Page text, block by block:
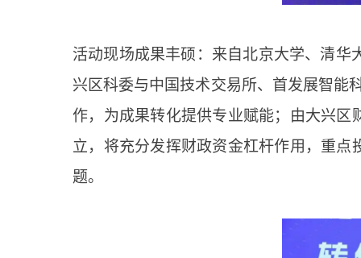
活动现场成果丰硕：来自北京大学、清华
兴区科委与中国技术交易所、首发展智能
作，为成果转化提供专业赋能；由大兴
立，将充分发挥财政资金杠杆作用，重
题。